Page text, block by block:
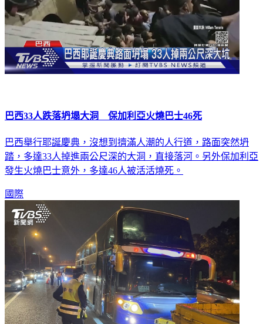
巴西33人跌落坍塌大洞 保加利亞火燒巴士46死
巴西舉行耶誕慶典，沒想到擠滿人潮的人行道，路面突然坍
踏，多達33人掉進兩公尺深的大洞，直接落河。另外保加利亞
發生火燒巴士意外，多達46人被活活燒死。
國際